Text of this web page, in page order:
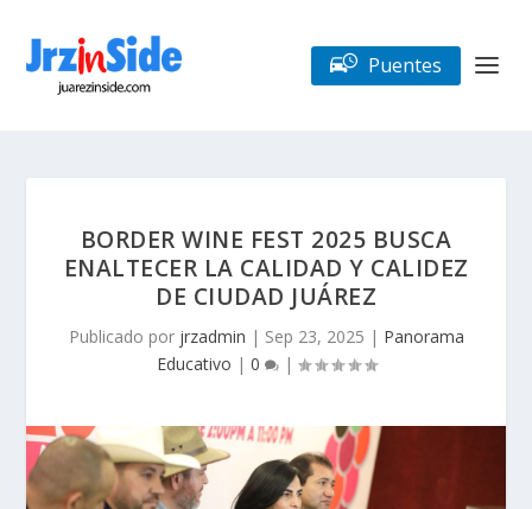
Puentes
BORDER WINE FEST 2025 BUSCA
ENALTECER LA CALIDAD Y CALIDEZ
DE CIUDAD JUÁREZ
Publicado por jrzadmin | Sep 23, 2025 | Panorama
Educativo | 0 |